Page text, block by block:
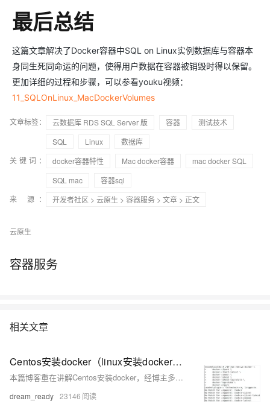
最后总结
这篇文章解决了Docker容器中SQL on Linux实例数据库与容器本
身同生死同命运的问题，使得用户数据在容器被销毁时得以保留。
更加详细的过程和步骤，可以参看youku视频：
11_SQLOnLinux_MacDockerVolumes
文章标签： 云数据库 RDS SQL Server 版 容器
测试技术
SQL
Linux
数据库
关键词：
docker容器特性 Mac docker容器
mac docker SQL
SQL mac
容器sql
来 源：
开发者社区 > 云原生 > 容器服务 > 文章 > 正文
云原生
容器服务
相关文章
Centos安装docker（linux安装docker）——超详细小白可操作手把手教程，包好用！！！
本篇博客重在讲解Centos安装docker，经博主多次在不同服务器上测试，极其的稳定，尤其是阿里的服务器，一路复制命令畅通无阻。
dream_ready 23146